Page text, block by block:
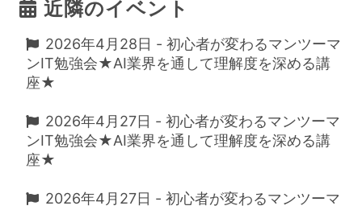
近隣のイベント
2026年4月28日 - 初心者が変わるマンツーマ
ンIT勉強会★AI業界を通して理解度を深める講
座★
2026年4月27日 - 初心者が変わるマンツーマ
ンIT勉強会★AI業界を通して理解度を深める講
座★
2026年4月27日 - 初心者が変わるマンツーマ